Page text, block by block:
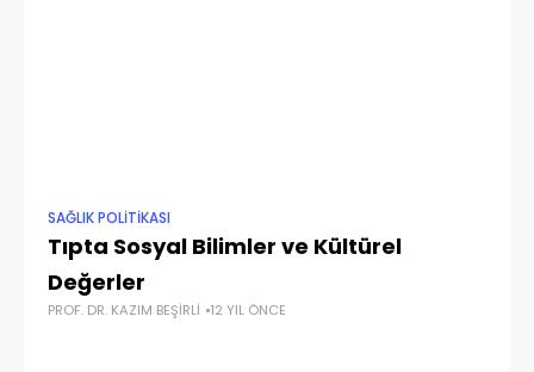
SAĞLIK POLITIKASI
Tıpta Sosyal Bilimler ve Kültürel
Değerler
PROF. DR. KAZIM BEŞIRLI 12 YIL ÖNCE